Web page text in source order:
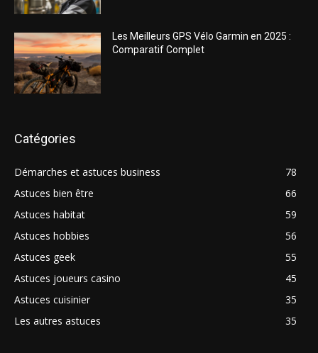
Les Meilleurs GPS Vélo Garmin en 2025 :
Comparatif Complet
Catégories
Démarches et astuces business
78
Astuces bien être
66
Astuces habitat
59
Astuces hobbies
56
Astuces geek
55
Astuces joueurs casino
45
Astuces cuisinier
35
Les autres astuces
35